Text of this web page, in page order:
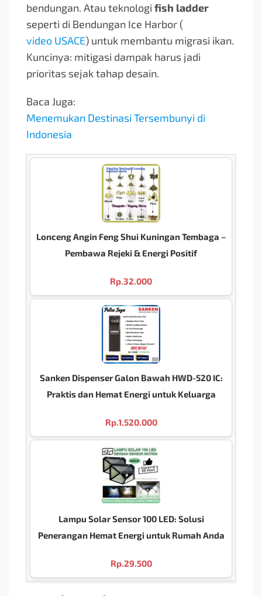
bendungan. Atau teknologi fish ladder
seperti di Bendungan Ice Harbor (
video USACE) untuk membantu migrasi ikan.
Kuncinya: mitigasi dampak harus jadi
prioritas sejak tahap desain.
Baca Juga:
Menemukan Destinasi Tersembunyi di
Indonesia
Lonceng Angin Feng Shui Kuningan Tembaga –
Pembawa Rejeki & Energi Positif
Rp.32.000
Sanken Dispenser Galon Bawah HWD-520 IC:
Praktis dan Hemat Energi untuk Keluarga
Rp.1.520.000
Lampu Solar Sensor 100 LED: Solusi
Penerangan Hemat Energi untuk Rumah Anda
Rp.29.500